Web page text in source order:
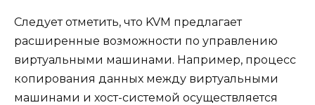
Следует отметить, что KVM предлагает
расширенные возможности по управлению
виртуальными машинами. Например, процесс
копирования данных между виртуальными
машинами и хост-системой осуществляется